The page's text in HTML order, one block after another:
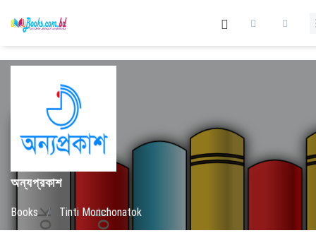
অন্যপ্রকাশ
Books / Tinti Monchonatok